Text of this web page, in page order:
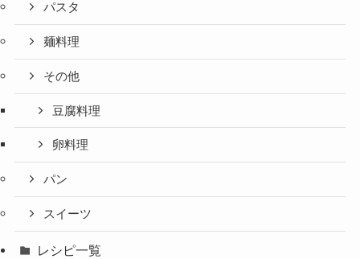
パスタ
麺料理
その他
豆腐料理
卵料理
パン
スイーツ
レシピ一覧